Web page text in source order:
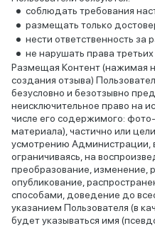
соблюдать требования
размещать только
нести ответственность
не нарушать права третьих
Размещая Контент (нажимая
создания отзыва)
безусловно и безотзывно
неисключительное право на
числе его содержимого:
материала), частично или
усмотрению Администрации,
ограничиваясь, на
преобразование, изменение,
опубликование,
способами, доведение до
указанием Пользователя (в
будет указываться имя